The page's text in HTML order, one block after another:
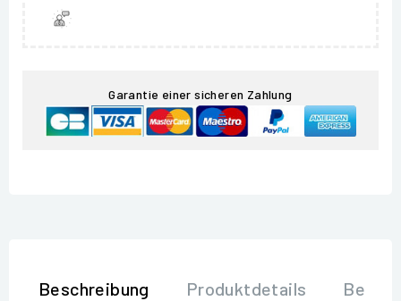
Garantie einer sicheren Zahlung
Beschreibung Produktdetails